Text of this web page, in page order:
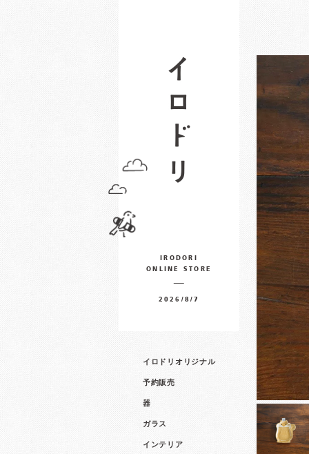
IRODORI
ONLINE STORE
2026/8/7
イロドリオリジナル
予約販売
器
ガラス
インテリア